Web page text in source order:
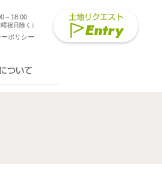
～18:00
祝日除く）
ポリシー
土地リクエスト
Entry
ついて